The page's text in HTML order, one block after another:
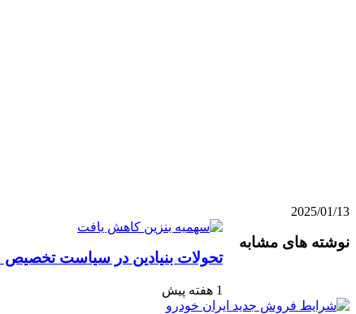
2025/01/13
آپ
گذاری
نوشته های مشابه
تحولات بنیادین در سیاست تخصیص
1 هفته پیش